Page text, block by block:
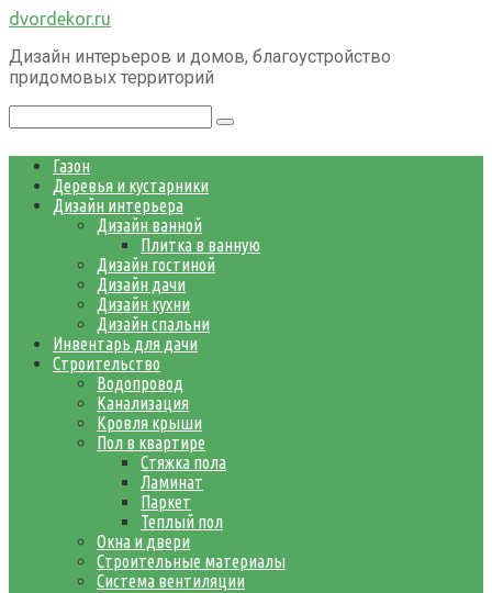
Перейти
контенту
dvordekor.ru
Дизайн интерьеров и домов, благоустройство
придомовых территорий
Газон
Деревья и кустарники
Дизайн интерьера
Дизайн ванной
Плитка в ванную
Дизайн гостиной
Дизайн дачи
Дизайн кухни
Дизайн спальни
Инвентарь для дачи
Строительство
Водопровод
Канализация
Кровля крыши
Пол в квартире
Стяжка пола
Ламинат
Паркет
Теплый пол
Окна и двери
Строительные материалы
Система вентиляции